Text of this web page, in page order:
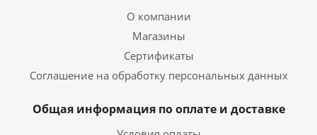
О компании
Магазины
Сертификаты
Соглашение на обработку персональных данных
Общая информация по оплате и доставке